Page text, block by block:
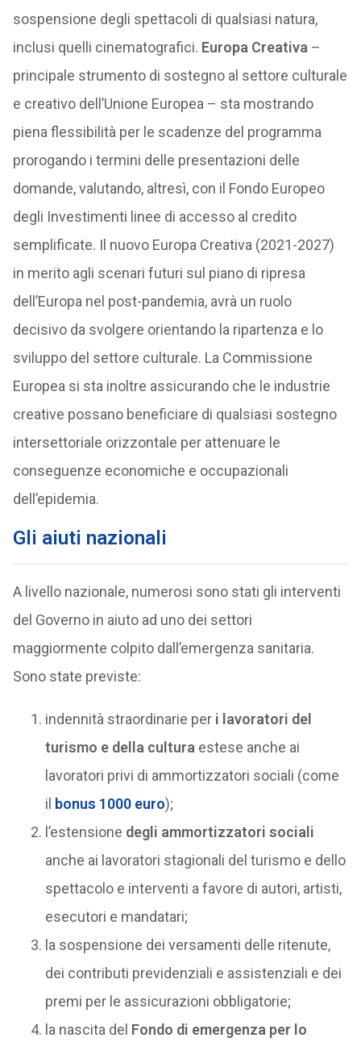
sospensione degli spettacoli di qualsiasi natura,
inclusi quelli cinematografici. Europa Creativa –
principale strumento di sostegno al settore culturale
e creativo dell’Unione Europea – sta mostrando
piena flessibilità per le scadenze del programma
prorogando i termini delle presentazioni delle
domande, valutando, altresì, con il Fondo Europeo
degli Investimenti linee di accesso al credito
semplificate. Il nuovo Europa Creativa (2021-2027)
in merito agli scenari futuri sul piano di ripresa
dell’Europa nel post-pandemia, avrà un ruolo
decisivo da svolgere orientando la ripartenza e lo
sviluppo del settore culturale. La Commissione
Europea si sta inoltre assicurando che le industrie
creative possano beneficiare di qualsiasi sostegno
intersettoriale orizzontale per attenuare le
conseguenze economiche e occupazionali
dell’epidemia.
Gli aiuti nazionali
A livello nazionale, numerosi sono stati gli interventi
del Governo in aiuto ad uno dei settori
maggiormente colpito dall’emergenza sanitaria.
Sono state previste:
indennità straordinarie per i lavoratori del
turismo e della cultura estese anche ai
lavoratori privi di ammortizzatori sociali (come
il bonus 1000 euro);
l’estensione degli ammortizzatori sociali
anche ai lavoratori stagionali del turismo e dello
spettacolo e interventi a favore di autori, artisti,
esecutori e mandatari;
la sospensione dei versamenti delle ritenute,
dei contributi previdenziali e assistenziali e dei
premi per le assicurazioni obbligatorie;
la nascita del Fondo di emergenza per lo